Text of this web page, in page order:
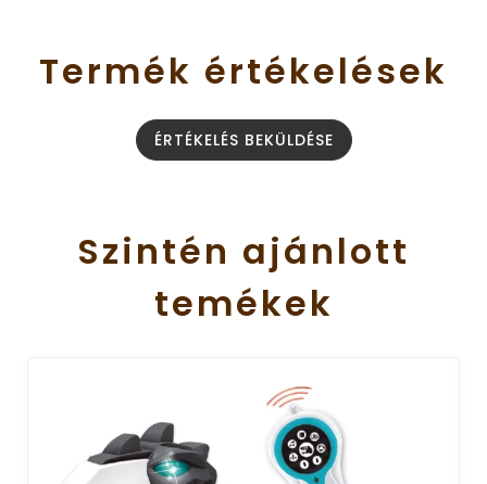
Termék értékelések
ÉRTÉKELÉS BEKÜLDÉSE
Szintén ajánlott
temékek